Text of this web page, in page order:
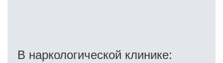
В наркологической клинике: